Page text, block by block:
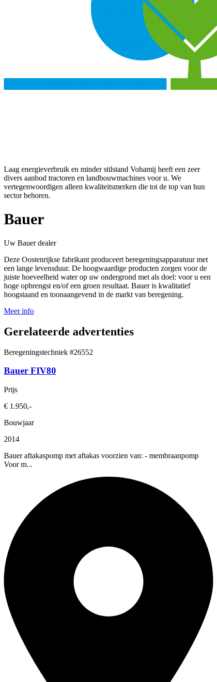
Laag energieverbruik en minder stilstand Vohamij heeft een zeer
divers aanbod tractoren en landbouwmachines voor u. We
vertegenwoordigen alleen kwaliteitsmerken die tot de top van hun
sector behoren.
Bauer
Uw Bauer dealer
Deze Oostenrijkse fabrikant produceert beregeningsapparatuur met
een lange levensduur. De hoogwaardige producten zorgen voor de
juiste hoeveelheid water op uw ondergrond met als doel: voor u een
hoge opbrengst en/of een groen resultaat. Bauer is kwalitatief
hoogstaand en toonaangevend in de markt van beregening.
Meer info
Gerelateerde advertenties
Beregeningstechniek #26552
Bauer FIV80
Prijs
€ 1.950,-
Bouwjaar
2014
Bauer aftakaspomp met aftakas voorzien van: - membraanpomp
Voor m...